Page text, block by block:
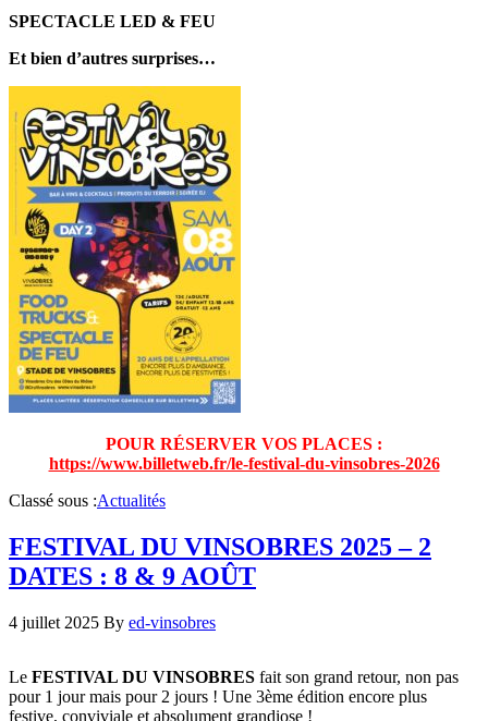
SPECTACLE LED & FEU
Et bien d’autres surprises…
POUR RÉSERVER VOS PLACES :
https://www.billetweb.fr/le-festival-du-vinsobres-2026
Classé sous :Actualités
FESTIVAL DU VINSOBRES 2025 – 2
DATES : 8 & 9 AOÛT
4 juillet 2025 By ed-vinsobres
Le FESTIVAL DU VINSOBRES fait son grand retour, non pas
pour 1 jour mais pour 2 jours ! Une 3ème édition encore plus
festive, conviviale et absolument grandiose !